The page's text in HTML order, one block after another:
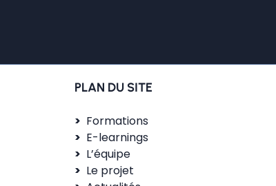
PLAN DU SITE
Formations
E-learnings
L’équipe
Le projet